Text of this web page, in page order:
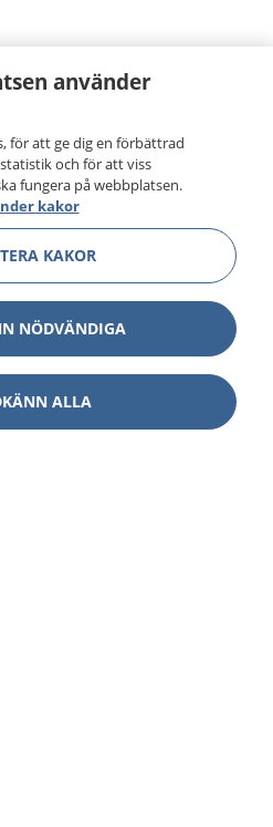
använder
för att ge dig en förbättrad
och för att viss
fungera på webbplatsen.
kakor
KAKOR
NÖDVÄNDIGA
ALLA